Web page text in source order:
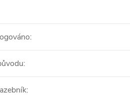
:
:
: